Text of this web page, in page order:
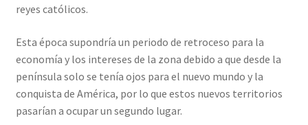
reyes católicos.
Esta época supondría un periodo de retroceso para la
economía y los intereses de la zona debido a que desde la
península solo se tenía ojos para el nuevo mundo y la
conquista de América, por lo que estos nuevos territorios
pasarían a ocupar un segundo lugar.